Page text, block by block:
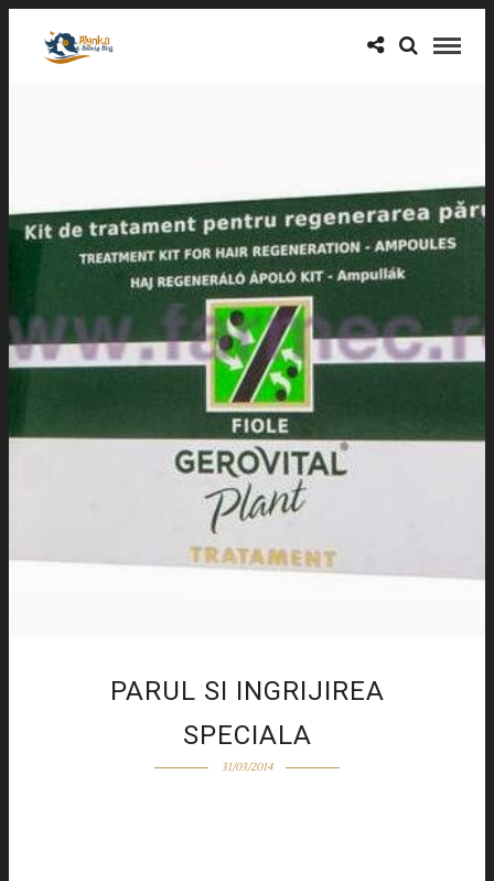
PARUL SI INGRIJIREA
SPECIALA
31/03/2014